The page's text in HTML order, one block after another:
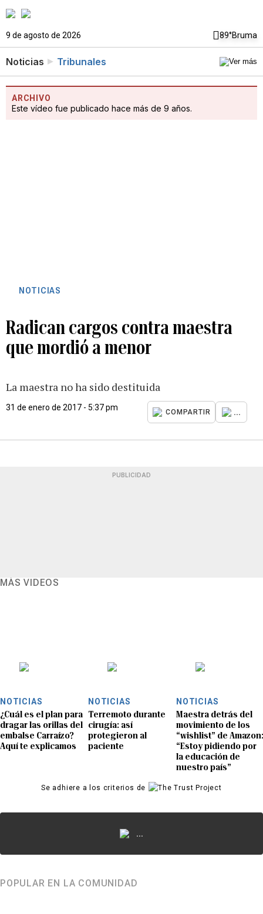
9 de agosto de 2026 89°Bruma
Noticias Tribunales
ARCHIVO
Este vídeo fue publicado hace más de 9 años.
NOTICIAS
Radican cargos contra maestra
que mordió a menor
La maestra no ha sido destituida
31 de enero de 2017 - 5:37 pm
COMPARTIR ...
PUBLICIDAD
MÁS VIDEOS
NOTICIAS
¿Cuál es el plan para
dragar las orillas del
embalse Carraízo?
Aquí te explicamos
NOTICIAS
Terremoto durante
cirugía: así
protegieron al
paciente
NOTICIAS
Maestra detrás del
movimiento de los
“wishlist” de Amazon:
“Estoy pidiendo por
la educación de
nuestro país”
Se adhiere a los criterios de
...
POPULAR EN LA COMUNIDAD